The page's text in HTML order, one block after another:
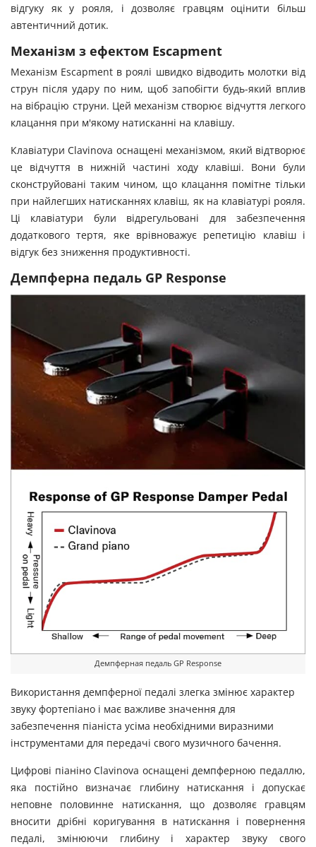
відгуку як у рояля, і дозволяє гравцям оцінити більш
автентичний дотик.
Механізм з ефектом Escapment
Механізм Escapment в роялі швидко відводить молотки від
струн після удару по ним, щоб запобігти будь-який вплив
на вібрацію струни. Цей механізм створює відчуття легкого
клацання при м'якому натисканні на клавішу.
Клавіатури Clavinova оснащені механізмом, який відтворює
це відчуття в нижній частині ходу клавіші. Вони були
сконструйовані таким чином, що клацання помітне тільки
при найлегших натисканнях клавіш, як на клавіатурі рояля.
Ці клавіатури були відрегульовані для забезпечення
додаткового тертя, яке врівноважує репетицію клавіш і
відгук без зниження продуктивності.
Демпферна педаль GP Response
Демпферная педаль GP Response
Використання демпферної педалі злегка змінює характер
звуку фортепіано і має важливе значення для
забезпечення піаніста усіма необхідними виразними
інструментами для передачі свого музичного бачення.
Цифрові піаніно Clavinova оснащені демпферною педаллю,
яка постійно визначає глибину натискання і допускає
неповне половинне натискання, що дозволяє гравцям
вносити дрібні коригування в натискання і повернення
педалі, змінюючи глибину і характер звуку свого